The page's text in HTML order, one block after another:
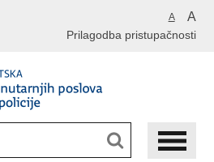
A A
Prilagodba pristupačnosti